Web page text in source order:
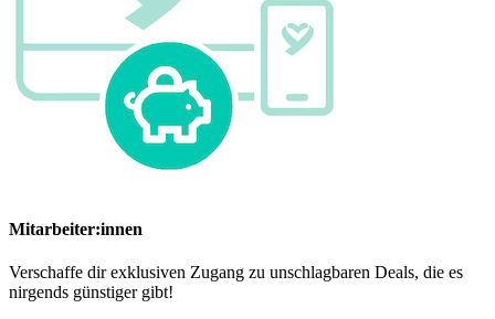
Mitarbeiter:innen
Verschaffe dir exklusiven Zugang zu unschlagbaren Deals, die es
nirgends günstiger gibt!